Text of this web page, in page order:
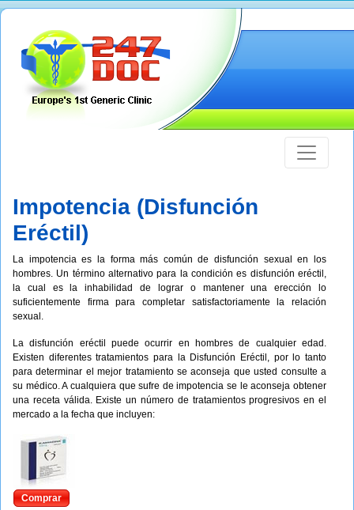
Impotencia (Disfunción
Eréctil)
La impotencia es la forma más común de disfunción sexual en los
hombres. Un término alternativo para la condición es disfunción eréctil,
la cual es la inhabilidad de lograr o mantener una erección lo
suficientemente firma para completar satisfactoriamente la relación
sexual.
La disfunción eréctil puede ocurrir en hombres de cualquier edad.
Existen diferentes tratamientos para la Disfunción Eréctil, por lo tanto
para determinar el mejor tratamiento se aconseja que usted consulte a
su médico. A cualquiera que sufre de impotencia se le aconseja obtener
una receta válida. Existe un número de tratamientos progresivos en el
mercado a la fecha que incluyen:
Comprar